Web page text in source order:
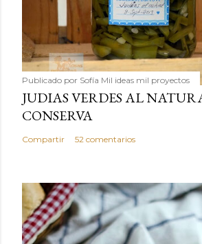
Publicado por Sofía Mil ideas mil proyectos
JUDIAS VERDES AL
CONSERVA
Compartir 52 comentarios